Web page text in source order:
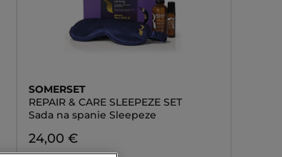
SOMERSET
REPAIR & CARE SLEEPEZE SET
Sada na spanie Sleepeze
24,00 €